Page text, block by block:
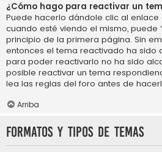
¿Cómo hago para reactivar un
Puede hacerlo dándole clic al enlace
cuando esté viendo el mismo, puede
principio de la primera página. Sin
entonces el tema reactivado ha sido
para poder reactivarlo no ha sido
posible reactivar un tema
lea las reglas del foro antes de
Arriba
Formatos y tipos de temas